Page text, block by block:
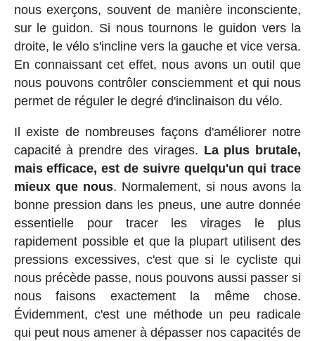
nous exerçons, souvent de manière inconsciente,
sur le guidon. Si nous tournons le guidon vers la
droite, le vélo s'incline vers la gauche et vice versa.
En connaissant cet effet, nous avons un outil que
nous pouvons contrôler consciemment et qui nous
permet de réguler le degré d'inclinaison du vélo.
Il existe de nombreuses façons d'améliorer notre
capacité à prendre des virages. La plus brutale,
mais efficace, est de suivre quelqu'un qui trace
mieux que nous. Normalement, si nous avons la
bonne pression dans les pneus, une autre donnée
essentielle pour tracer les virages le plus
rapidement possible et que la plupart utilisent des
pressions excessives, c'est que si le cycliste qui
nous précède passe, nous pouvons aussi passer si
nous faisons exactement la même chose.
Évidemment, c'est une méthode un peu radicale
qui peut nous amener à dépasser nos capacités de